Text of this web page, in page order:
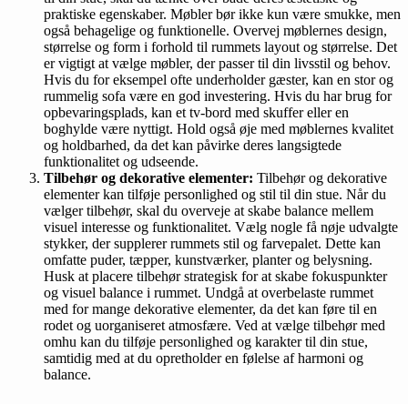
praktiske egenskaber. Møbler bør ikke kun være smukke, men
også behagelige og funktionelle. Overvej møblernes design,
størrelse og form i forhold til rummets layout og størrelse. Det
er vigtigt at vælge møbler, der passer til din livsstil og behov.
Hvis du for eksempel ofte underholder gæster, kan en stor og
rummelig sofa være en god investering. Hvis du har brug for
opbevaringsplads, kan et tv-bord med skuffer eller en
boghylde være nyttigt. Hold også øje med møblernes kvalitet
og holdbarhed, da det kan påvirke deres langsigtede
funktionalitet og udseende.
Tilbehør og dekorative elementer: Tilbehør og dekorative
elementer kan tilføje personlighed og stil til din stue. Når du
vælger tilbehør, skal du overveje at skabe balance mellem
visuel interesse og funktionalitet. Vælg nogle få nøje udvalgte
stykker, der supplerer rummets stil og farvepalet. Dette kan
omfatte puder, tæpper, kunstværker, planter og belysning.
Husk at placere tilbehør strategisk for at skabe fokuspunkter
og visuel balance i rummet. Undgå at overbelaste rummet
med for mange dekorative elementer, da det kan føre til en
rodet og uorganiseret atmosfære. Ved at vælge tilbehør med
omhu kan du tilføje personlighed og karakter til din stue,
samtidig med at du opretholder en følelse af harmoni og
balance.